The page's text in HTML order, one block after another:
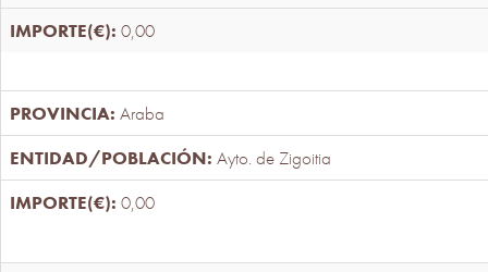
0,00
Araba
Ayto. de Zigoitia
0,00